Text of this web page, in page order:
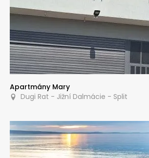
Apartmány Mary
Dugi Rat - Jižní Dalmácie - Split